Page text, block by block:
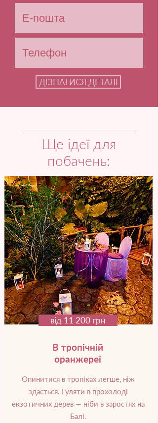
ДІЗНАТИСЯ ДЕТАЛІ
Ще ідеї для
побачень:
від 11 200 грн
В тропічній
оранжереї
Опинитися в тропіках легше, ніж
здається. Гуляти в прохолоді
екзотичних дерев — ніби в заростях на
Балі.